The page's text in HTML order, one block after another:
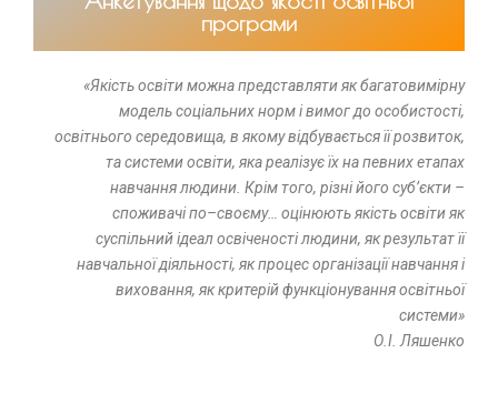
програми
«Якість освіти можна представляти як багатовимірну
модель соціальних норм і вимог до особистості,
освітнього середовища, в якому відбувається її розвиток,
та системи освіти, яка реалізує їх на певних етапах
навчання людини. Крім того, різні його суб’єкти –
споживачі по–своєму… оцінюють якість освіти як
суспільний ідеал освіченості людини, як результат її
навчальної діяльності, як процес організації навчання і
виховання, як критерій функціонування освітньої
системи»
О.І. Ляшенко